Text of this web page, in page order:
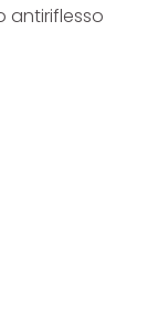
antiriflesso